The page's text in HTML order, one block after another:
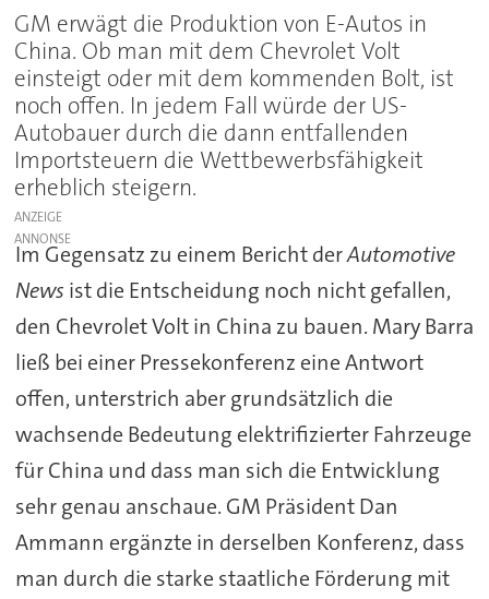
GM erwägt die Produktion von E-Autos in
China. Ob man mit dem Chevrolet Volt
einsteigt oder mit dem kommenden Bolt, ist
noch offen. In jedem Fall würde der US-
Autobauer durch die dann entfallenden
Importsteuern die Wettbewerbsfähigkeit
erheblich steigern.
ANZEIGE
Im Gegensatz zu einem Bericht derAutomotive
News ist die Entscheidung noch nicht gefallen,
den Chevrolet Volt in China zu bauen. Mary Barra
ließ bei einer Pressekonferenz eine Antwort
offen, unterstrich aber grundsätzlich die
wachsende Bedeutung elektrifizierter Fahrzeuge
für China und dass man sich die Entwicklung
sehr genau anschaue. GM Präsident Dan
Ammann ergänzte in derselben Konferenz, dass
man durch die starke staatliche Förderung mit